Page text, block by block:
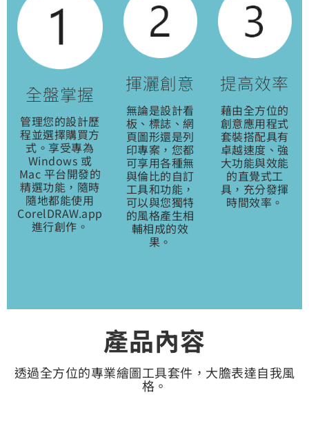
全盤掌握
管理您的設計歷
程並選擇購買方
式。享受專為
Windows 或
Mac 平台開發的
精選功能，隨時
隨地都能使用
CorelDRAW.app
進行創作。
揮灑創意
無論是設計看
板、標誌、網
頁圖形還是列
印專案，您都
可享用各種無
與倫比的自訂
工具和功能，
可以與您獨特
的風格產生相
輔相成的效
果。
提高效率
藉由全方位的
創意應用程式
套裝搭配具有
卓越速度、強
大功能與效能
的直覺式工
具，充分發揮
時間效率。
產品內容
透過全方位的專業繪圖工具套件，大膽表達自我風
格。